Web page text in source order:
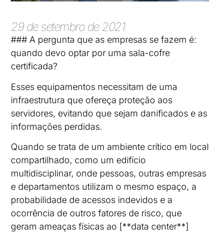
29 de setembro de 2021
### A pergunta que as empresas se fazem é:
quando devo optar por uma sala-cofre
certificada?
Esses equipamentos necessitam de uma
infraestrutura que ofereça proteção aos
servidores, evitando que sejam danificados e as
informações perdidas.
Quando se trata de um ambiente crítico em local
compartilhado, como um edifício
multidisciplinar, onde pessoas, outras empresas
e departamentos utilizam o mesmo espaço, a
probabilidade de acessos indevidos e a
ocorrência de outros fatores de risco, que
geram ameaças físicas ao [**data center**]